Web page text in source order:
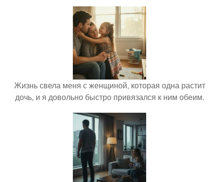
Жизнь свела меня с женщиной, которая одна растит
дочь, и я довольно быстро привязался к ним обеим.